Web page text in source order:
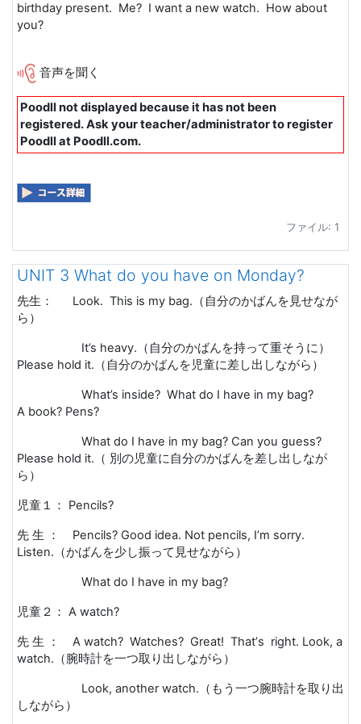
birthday present. Me? I want a new watch. How about
you?
音声を聞く
Poodll not displayed because it has not been
registered. Ask your teacher/administrator to register
Poodll at Poodll.com.
ファイル: 1
UNIT 3 What do you have on Monday?
先生： Look. This is my bag. （自分のかばんを見せなが
ら）
It’s heavy. （自分のかばんを持って重そうに）
Please hold it. （自分のかばんを児童に差し出しながら）
What’s inside? What do I have in my bag?
A book? Pens?
What do I have in my bag? Can you guess?
Please hold it. （ 別の児童に自分のかばんを差し出しなが
ら）
児童１： Pencils?
先 生 ： Pencils? Good idea. Not pencils, I’m sorry.
Listen. （かばんを少し振って見せながら）
What do I have in my bag?
児童２： A watch?
先 生 ： A watch? Watches? Great! That’s right. Look, a
watch. （腕時計を一つ取り出しながら）
Look, another watch. （もう一つ腕時計を取り出
しながら）